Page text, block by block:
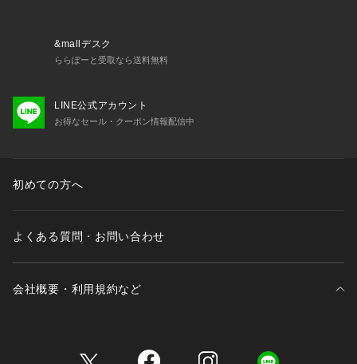
・77023 フレアショーツ
・77024 Tバックショーツ
&mallデスク
ららぽーと受取なら送料無料
LINE公式アカウント
お得なセール・クーポン情報配信中
初めての方へ
よくある質問・お問い合わせ
会社概要・利用規約など